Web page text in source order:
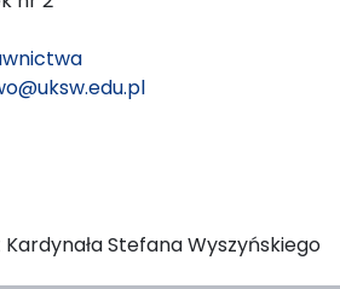
Stefana Wyszyńskiego